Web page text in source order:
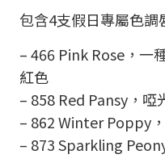
包含4支假日專屬色調
– 466 Pink Rose，一
紅色
– 858 Red Pansy，啞
– 862 Winter Poppy
– 873 Sparkling